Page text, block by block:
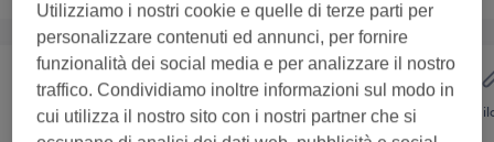
Capelli Unghie
Utilizziamo i nostri cookie e quelle di terze parti per
personalizzare contenuti ed annunci, per fornire
funzionalità dei social media e per analizzare il nostro
traffico. Condividiamo inoltre informazioni sul modo in
cui utilizza il nostro sito con i nostri partner che si